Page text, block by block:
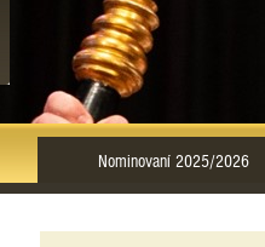
Nominovaní 2025/2026